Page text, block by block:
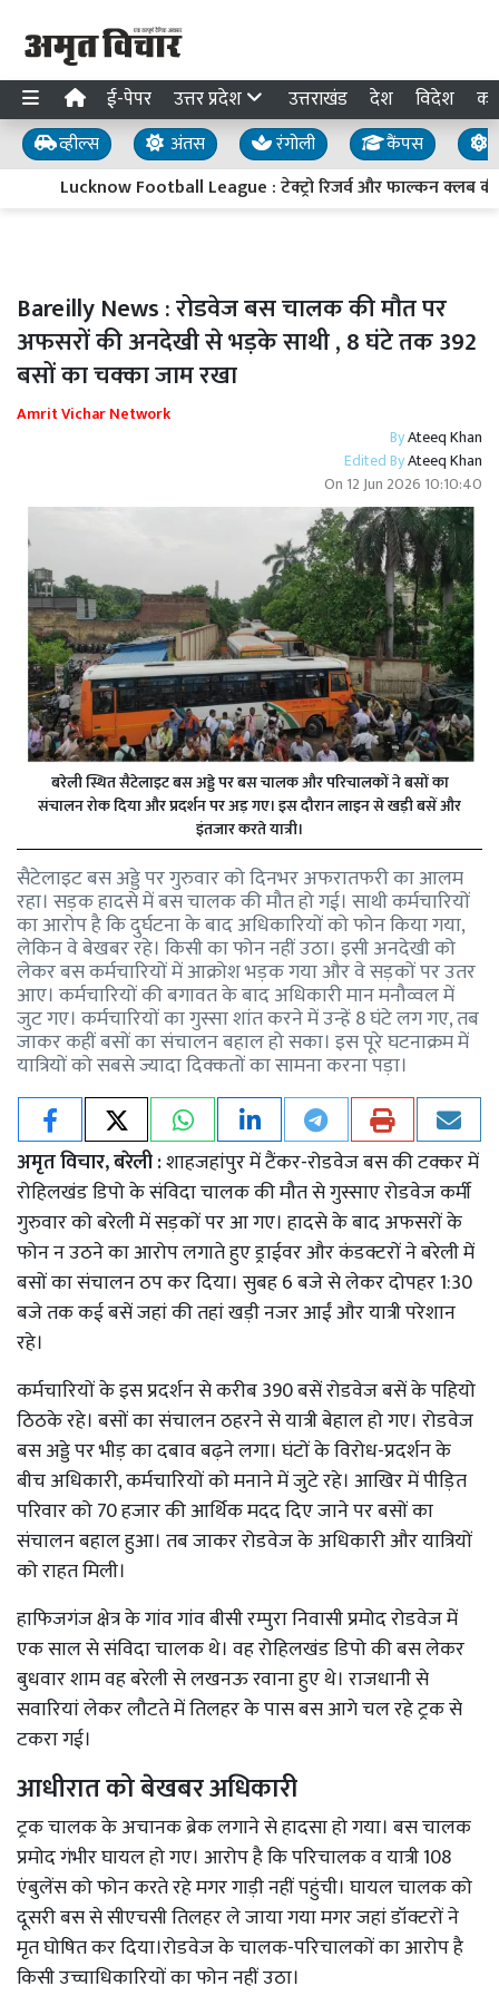
ई-पेपर उत्तर प्रदेश उत्तराखंड देश विदेश
व्हील्स अंतस रंगोली कैंपस
Lucknow Football League : टेक्ट्रो रिजर्व और फाल्कन क्लब
Bareilly News : रोडवेज बस चालक की मौत पर
अफसरों की अनदेखी से भड़के साथी , 8 घंटे तक 392
बसों का चक्का जाम रखा
Amrit Vichar Network
ByAteeq Khan
Edited ByAteeq Khan
On 12 Jun 2026 10:10:40
बरेली स्थित सैटेलाइट बस अड्डे पर बस चालक और परिचालकों ने बसों का
संचालन रोक दिया और प्रदर्शन पर अड़ गए। इस दौरान लाइन से खड़ी बसें और
इंतजार करते यात्री।
सैटेलाइट बस अड्डे पर गुरुवार को दिनभर अफरातफरी का आलम
रहा। सड़क हादसे में बस चालक की मौत हो गई। साथी कर्मचारियों
का आरोप है कि दुर्घटना के बाद अधिकारियों को फोन किया गया,
लेकिन वे बेखबर रहे। किसी का फोन नहीं उठा। इसी अनदेखी को
लेकर बस कर्मचारियों में आक्रोश भड़क गया और वे सड़कों पर उतर
आए। कर्मचारियों की बगावत के बाद अधिकारी मान मनौव्वल में
जुट गए। कर्मचारियों का गुस्सा शांत करने में उन्हें 8 घंटे लग गए, तब
जाकर कहीं बसों का संचालन बहाल हो सका। इस पूरे घटनाक्रम में
यात्रियों को सबसे ज्यादा दिक्कतों का सामना करना पड़ा।
अमृत विचार, बरेली :शाहजहांपुर में टैंकर-रोडवेज बस की टक्कर में
रोहिलखंड डिपो के संविदा चालक की मौत से गुस्साए रोडवेज कर्मी
गुरुवार को बरेली में सड़कों पर आ गए। हादसे के बाद अफसरों के
फोन न उठने का आरोप लगाते हुए ड्राईवर और कंडक्टरों ने बरेली में
बसों का संचालन ठप कर दिया। सुबह 6 बजे से लेकर दोपहर 1:30
बजे तक कई बसें जहां की तहां खड़ी नजर आईं और यात्री परेशान
रहे।
कर्मचारियों के इस प्रदर्शन से करीब 390 बसें रोडवेज बसें के पहियो
ठिठके रहे। बसों का संचालन ठहरने से यात्री बेहाल हो गए। रोडवेज
बस अड्डे पर भीड़ का दबाव बढ़ने लगा। घंटों के विरोध-प्रदर्शन के
बीच अधिकारी, कर्मचारियों को मनाने में जुटे रहे। आखिर में पीड़ित
परिवार को 70 हजार की आर्थिक मदद दिए जाने पर बसों का
संचालन बहाल हुआ। तब जाकर रोडवेज के अधिकारी और यात्रियों
को राहत मिली।
हाफिजगंज क्षेत्र के गांव गांव बीसी रम्पुरा निवासी प्रमोद रोडवेज में
एक साल से संविदा चालक थे। वह रोहिलखंड डिपो की बस लेकर
बुधवार शाम वह बरेली से लखनऊ रवाना हुए थे। राजधानी से
सवारियां लेकर लौटते में तिलहर के पास बस आगे चल रहे ट्रक से
टकरा गई।
आधीरात को बेखबर अधिकारी
ट्रक चालक के अचानक ब्रेक लगाने से हादसा हो गया। बस चालक
प्रमोद गंभीर घायल हो गए। आरोप है कि परिचालक व यात्री 108
एंबुलेंस को फोन करते रहे मगर गाड़ी नहीं पहुंची। घायल चालक को
दूसरी बस से सीएचसी तिलहर ले जाया गया मगर जहां डॉक्टरों ने
मृत घोषित कर दिया।रोडवेज के चालक-परिचालकों का आरोप है
किसी उच्चाधिकारियों का फोन नहीं उठा।